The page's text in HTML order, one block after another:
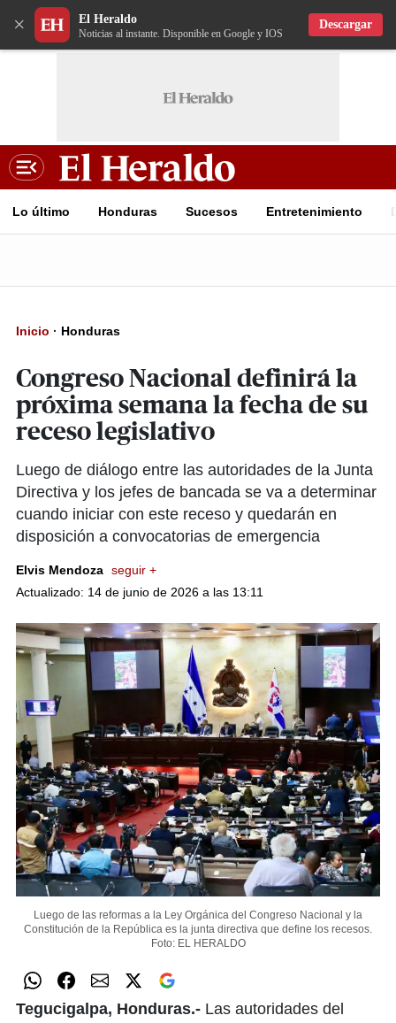
× El Heraldo
Noticias al instante. Disponible en Google y IOS
Descargar
Lo último Honduras Sucesos Entretenimiento
Inicio · Honduras
Congreso Nacional definirá la
próxima semana la fecha de su
receso legislativo
Luego de diálogo entre las autoridades de la Junta
Directiva y los jefes de bancada se va a determinar
cuando iniciar con este receso y quedarán en
disposición a convocatorias de emergencia
Elvis Mendoza seguir +
Actualizado: 14 de junio de 2026 a las 13:11
Luego de las reformas a la Ley Orgánica del Congreso Nacional y la
Constitución de la República es la junta directiva que define los recesos.
Foto: EL HERALDO
Tegucigalpa, Honduras.- L​​​​​​as autoridades del